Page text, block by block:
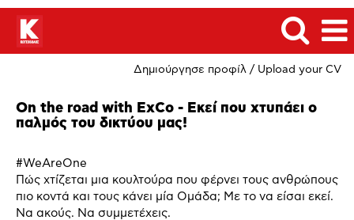
Δημιούργησε προφίλ / Upload your CV
On the road with ExCo - Εκεί που χτυπάει ο
παλμός του δικτύου μας!
#WeAreOne
Πώς χτίζεται μια κουλτούρα που φέρνει τους ανθρώπους
πιο κοντά και τους κάνει μία Ομάδα; Με το να είσαι εκεί.
Να ακούς. Να συμμετέχεις.